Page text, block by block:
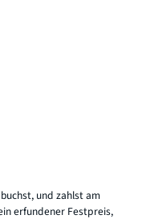
und zahlst am
erfundener Festpreis,